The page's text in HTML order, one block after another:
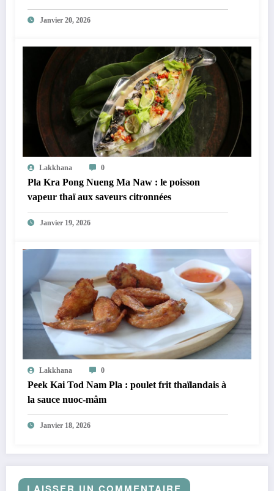
Janvier 20, 2026
Lakkhana 0
Pla Kra Pong Nueng Ma Naw : le poisson
vapeur thaï aux saveurs citronnées
Janvier 19, 2026
Lakkhana 0
Peek Kai Tod Nam Pla : poulet frit thaïlandais à
la sauce nuoc-mâm
Janvier 18, 2026